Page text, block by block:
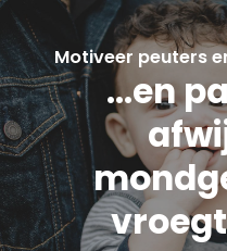
Motiveer peuters
...en